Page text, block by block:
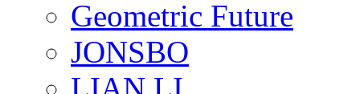
Geometric Future
JONSBO